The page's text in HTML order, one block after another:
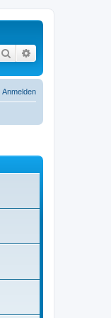
Suche
Anmelden